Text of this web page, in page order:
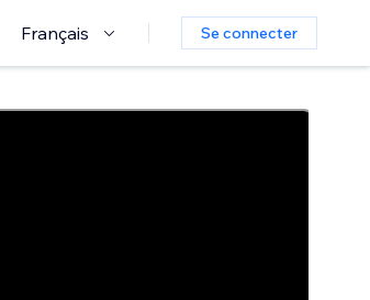
Français Se connecter